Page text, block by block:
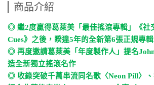
商品介紹
◎ 繼2度贏得葛萊美「最佳搖滾專輯」《社
Cues》之後，睽違5年的全新第6張正規專輯
◎ 再度邀請葛萊美「年度製作人」提名
造全新獨立搖滾名作
◎ 收錄突破千萬串流同名歌〈Neon Pill〉